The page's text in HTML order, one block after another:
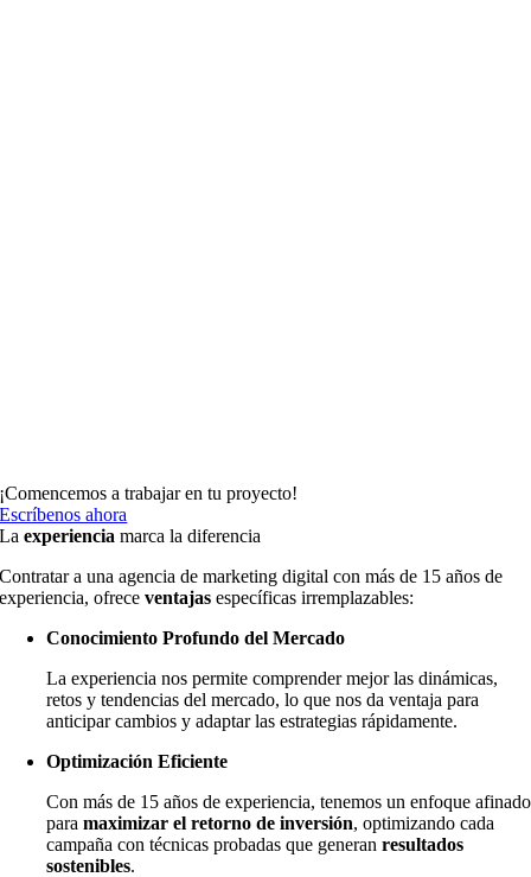
¡Comencemos a trabajar en tu proyecto!
Escríbenos ahora
Laexperiencia marca la diferencia
Contratar a una agencia de marketing digital con más de 15 años de
experiencia, ofreceventajas específicas irremplazables:
Conocimiento Profundo del Mercado
La experiencia nos permite comprender mejor las dinámicas,
retos y tendencias del mercado, lo que nos da ventaja para
anticipar cambios y adaptar las estrategias rápidamente.
Optimización Eficiente
Con más de 15 años de experiencia, tenemos un enfoque afinado
paramaximizar el retorno de inversión, optimizando cada
campaña con técnicas probadas que generanresultados
sostenibles.